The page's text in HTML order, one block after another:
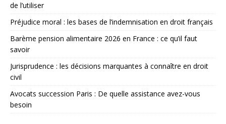
de l’utiliser
Préjudice moral : les bases de l’indemnisation en droit français
Barème pension alimentaire 2026 en France : ce qu’il faut
savoir
Jurisprudence : les décisions marquantes à connaître en droit
civil
Avocats succession Paris : De quelle assistance avez-vous
besoin